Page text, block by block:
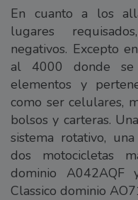
En cuanto a los
lugares
negativos. Excepto
al 4000 donde se
elementos y
como ser celulares,
bolsos y carteras.
sistema rotativo,
dos motocicletas
dominio A042AQF
Classico dominio